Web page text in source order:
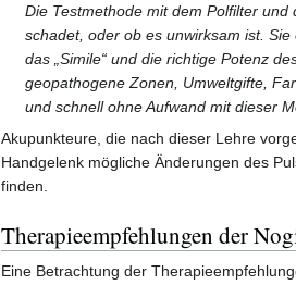
Die Testmethode mit dem Polfilter
schadet, oder ob es unwirksam ist.
das „Simile“ und die richtige Potenz
geopathogene Zonen, Umweltgifte,
und schnell ohne Aufwand mit dieser
Akupunkteure, die nach dieser Lehre
Handgelenk mögliche Änderungen des
finden.
Therapieempfehlungen der
Eine Betrachtung der